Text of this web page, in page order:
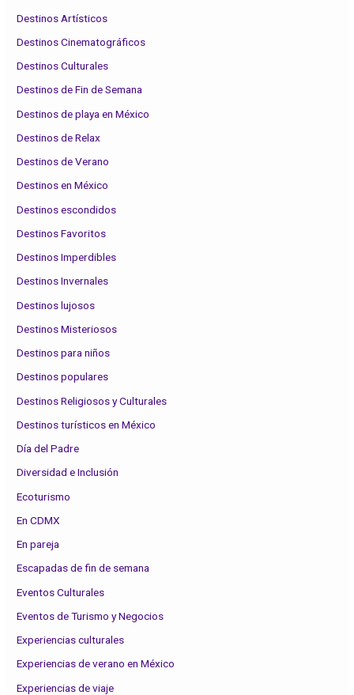
Destinos Artísticos
Destinos Cinematográficos
Destinos Culturales
Destinos de Fin de Semana
Destinos de playa en México
Destinos de Relax
Destinos de Verano
Destinos en México
Destinos escondidos
Destinos Favoritos
Destinos Imperdibles
Destinos Invernales
Destinos lujosos
Destinos Misteriosos
Destinos para niños
Destinos populares
Destinos Religiosos y Culturales
Destinos turísticos en México
Día del Padre
Diversidad e Inclusión
Ecoturismo
En CDMX
En pareja
Escapadas de fin de semana
Eventos Culturales
Eventos de Turismo y Negocios
Experiencias culturales
Experiencias de verano en México
Experiencias de viaje